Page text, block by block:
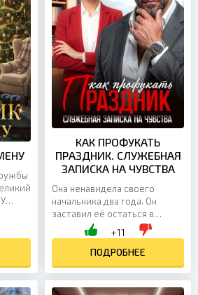
до
КАК ПРОФУКАТЬ
ПРАЗДНИК. СЛУЖЕБНАЯ
ЗАПИСКА НА ЧУВСТВА
Она ненавидела своего
начальника два года. Он
заставил её остаться в
новогоднюю ночь — и это
спасло ей жизнь. Но её
подруги полетели без неё.
Самолёт...
+11
ПОДРОБНЕЕ